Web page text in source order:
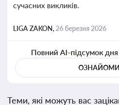
сучасних викликів.
LIGA ZAKON, 26 березня 2026
Повний AI-підсумок
Теми, які можуть вас